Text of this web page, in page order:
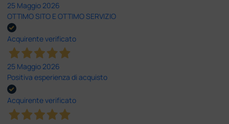
25 Maggio 2026
OTTIMO SITO E OTTIMO SERVIZIO
Acquirente verificato
25 Maggio 2026
Positiva esperienza di acquisto
Acquirente verificato